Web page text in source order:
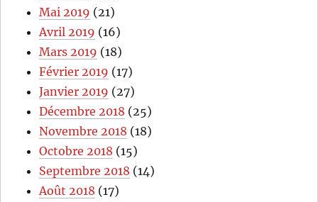
Mai 2019 (21)
Avril 2019 (16)
Mars 2019 (18)
Février 2019 (17)
Janvier 2019 (27)
Décembre 2018 (25)
Novembre 2018 (18)
Octobre 2018 (15)
Septembre 2018 (14)
Août 2018 (17)